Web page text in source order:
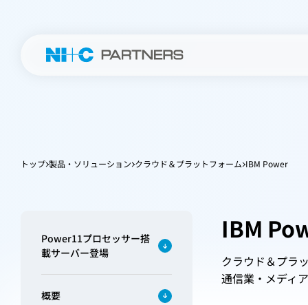
トップ 製品・ソリューション クラウド＆プラットフォーム IBM Power
IBM
クラウド＆プラ
通信業・メディア
Power11プロセッサー搭
載サーバー登場
概要